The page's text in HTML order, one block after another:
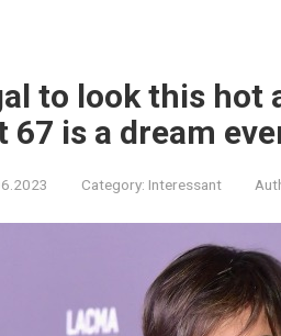
to look this hot
67 is a dream
Category: Interessant